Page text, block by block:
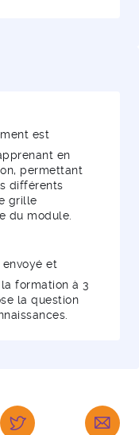
est
en
permettant
différents
grille
du module.
et
formation à 3
la question